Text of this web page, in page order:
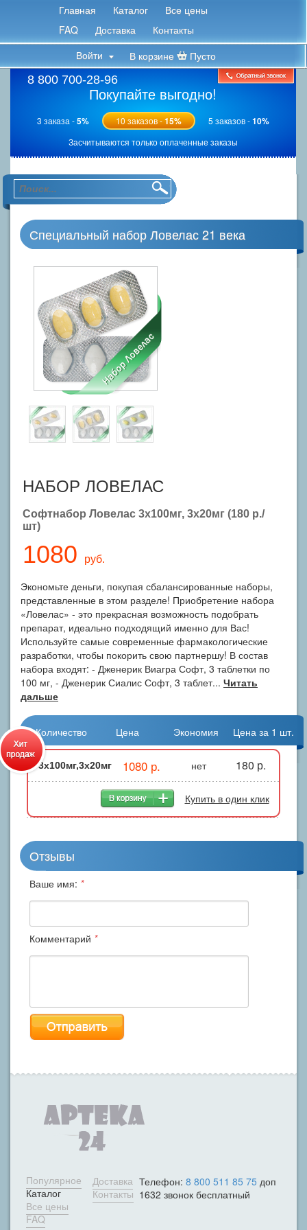
Главная Каталог
Все цены
FAQ
Доставка
Контакты
В корзине
Пусто
Войти
Покупайте выгодно!
3 заказа -5% 10 заказов -15% 5 заказов -10%
Засчитываются только оплаченные заказы
8 800 700-28-96
Специальный набор Ловелас 21 века
НАБОР ЛОВЕЛАС
Cофтнабор Ловелас 3x100мг, 3x20мг (180 р./
шт)
1080 руб.
Экономьте деньги, покупая сбалансированные наборы,
представленные в этом разделе! Приобретение набора
«Ловелас» - это прекрасная возможность подобрать
препарат, идеально подходящий именно для Вас!
Используйте самые современные фармакологические
разработки, чтобы покорить свою партнершу! В состав
набора входят: - Дженерик Виагра Софт, 3 таблетки по
100 мг, - Дженерик Сиалис Софт, 3 таблет... Читать
дальше
Количество Цена Экономия Цена за 1 шт.
3x100мг,3x20мг 1080 р. нет 180 р.
Купить в один клик
Отзывы
Ваше имя: *
Комментарий *
Популярное
Каталог
Все цены
FAQ
Доставка
Контакты
Телефон: 8 800 511 85 75 доп
1632 звонок бесплатный